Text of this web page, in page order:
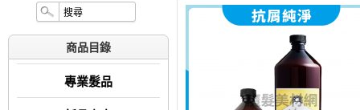
商品目錄
專業髮品